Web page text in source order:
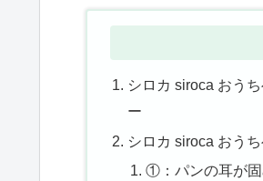
シロカ siroca おう
ー
シロカ siroca おう
①：パンの耳が固